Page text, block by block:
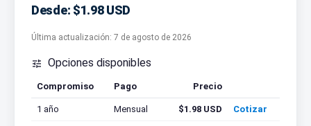
Desde: $1.98 USD
Última actualización: 7 de agosto de 2026
 Opciones disponibles
Compromiso Pago Precio
1 año
Mensual $1.98 USD Cotizar